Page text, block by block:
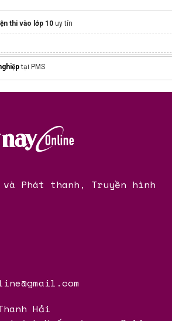
thi vào lớp 10 uy tín
mau-bai/
vệtoàn quốc
tại PMS
và Phát thanh, Truyền hình
Hải